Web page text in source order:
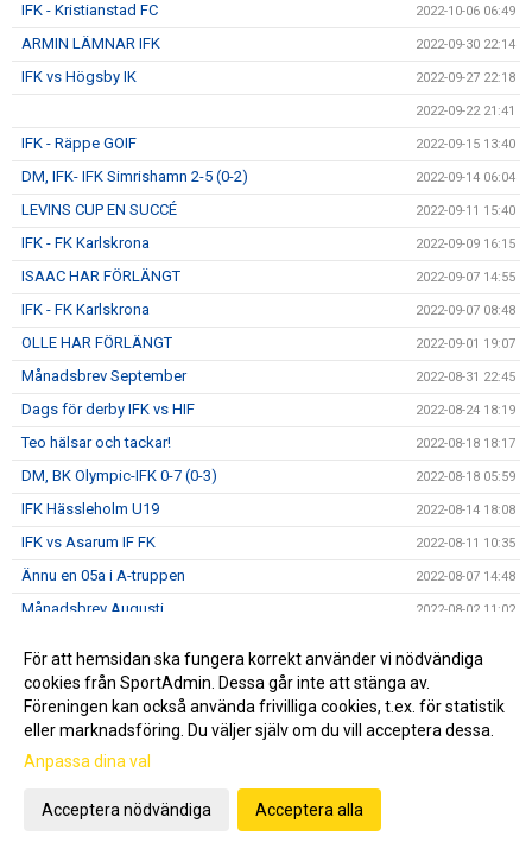
IFK - Kristianstad FC 2022-10-06 06:49
ARMIN LÄMNAR IFK 2022-09-30 22:14
IFK vs Högsby IK 2022-09-27 22:18
2022-09-22 21:41
IFK - Räppe GOIF 2022-09-15 13:40
DM, IFK- IFK Simrishamn 2-5 (0-2) 2022-09-14 06:04
LEVINS CUP EN SUCCÉ 2022-09-11 15:40
IFK - FK Karlskrona 2022-09-09 16:15
ISAAC HAR FÖRLÄNGT 2022-09-07 14:55
IFK - FK Karlskrona 2022-09-07 08:48
OLLE HAR FÖRLÄNGT 2022-09-01 19:07
Månadsbrev September 2022-08-31 22:45
Dags för derby IFK vs HIF 2022-08-24 18:19
Teo hälsar och tackar! 2022-08-18 18:17
DM, BK Olympic-IFK 0-7 (0-3) 2022-08-18 05:59
IFK Hässleholm U19 2022-08-14 18:08
IFK vs Asarum IF FK 2022-08-11 10:35
Ännu en 05a i A-truppen 2022-08-07 14:48
Månadsbrev Augusti 2022-08-02 11:02
30 år i Gothia Cup 2022-07-24 09:59
Åttondelen Gothia Cup 2022-07-22 13:07
Sextondelsfinalen i GothiaCup!
IFK I GOTHIA CUP
IFK-LUNDS BK - I ÅHUS
För att hemsidan ska fungera korrekt använder vi nödvändiga
cookies från SportAdmin. Dessa går inte att stänga av.
Föreningen kan också använda frivilliga cookies, t.ex. för statistik
eller marknadsföring. Du väljer själv om du vill acceptera dessa.
Anpassa dina val
Acceptera nödvändiga Acceptera alla